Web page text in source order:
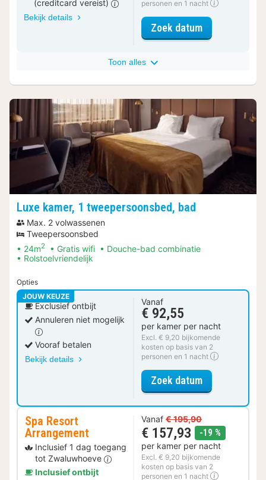
(creditcard vereist)
Bekijk details
personen en 1 nacht
Zoek datumvoor Luxe
Toon alles
Luxe kamer, 1 tweepersoonsbed, bad
Max. 2 volwassenen
Tweepersoonsbed
24m2 Gratis wifi
Douche-bad combinatie
Rolstoelvriendelijk
Opties
JOUW KEUZE
Exclusief ontbijt
Annuleren niet mogelijk
Vooraf betalen
Bekijk details
Vanaf
€ 92,55
per kamer per nacht
Excl. € 9,20 bijkomende
kosten op basis van 2
personen en 1 nacht
Zoek datumvoor Luxe
Spa Resort
Arrangement
Inclusief 1 dag toegang
tot Zwaluwhoeve
Inclusief ontbijt
Vanaf € 195,90
€ 157,93 -19 %
per kamer per nacht
Excl. € 9,20 bijkomende
kosten op basis van 2
personen en 1 nacht